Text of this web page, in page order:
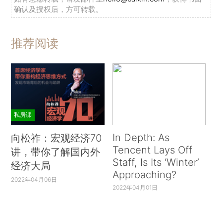
确认及授权后，方可转载。
推荐阅读
私房课
向松祚：宏观经济70
讲，带你了解国内外
经济大局
2022年04月06日
In Depth: As
Tencent Lays Off
Staff, Is Its ‘Winter’
Approaching?
2022年04月01日